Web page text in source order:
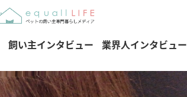
飼い主インタビュー 業界人インタビュー